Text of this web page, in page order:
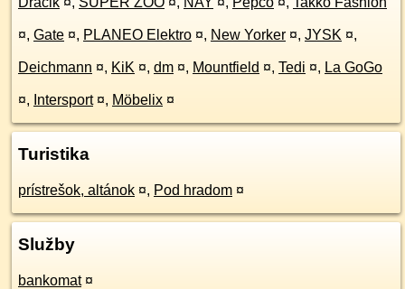
¤, Gate ¤, PLANEO Elektro ¤, New Yorker ¤, JYSK ¤,
Deichmann ¤, KiK ¤, dm ¤, Mountfield ¤, Tedi ¤, La GoGo
¤, Intersport ¤, Möbelix ¤
Turistika
prístrešok, altánok ¤, Pod hradom ¤
Služby
bankomat ¤